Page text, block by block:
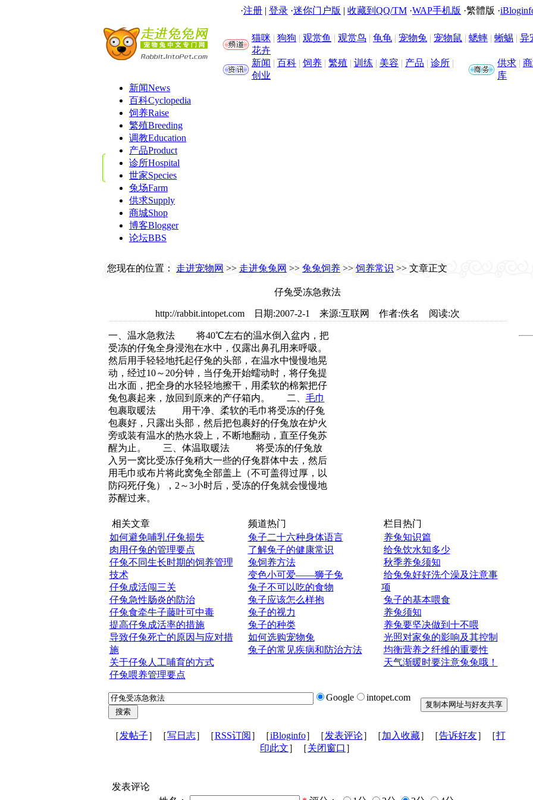
·注册 | 登录 ·迷你门户版 | 收藏到QQ/TM ·WAP手机版 ·繁體版 ·
猫咪 | 狗狗 | 观赏鱼 | 观赏鸟 | 龟龟 | 宠物兔 | 宠物鼠 | 蟋蟀 | 蜥蜴 | 异
花卉
新闻 | 百科 | 饲养 | 繁殖 | 训练 | 美容 | 产品 | 诊所 |
创业
供求 |
库
新闻News
百科Cyclopedia
饲养Raise
繁殖Breeding
调教Education
产品Product
诊所Hospital
世家Species
兔场Farm
供求Supply
商城Shop
博客Blogger
论坛BBS
您现在的位置： 走进宠物网 >> 走进兔兔网 >> 兔兔饲养 >> 饲养常识 >> 文章正文
仔兔受冻急救法
http://rabbit.intopet.com 日期:2007-2-1 来源:互联网 作者:佚名 阅读:次
一、温水急救法 将40℃左右的温水倒入盆内，把
受冻的仔兔全身浸泡在水中，仅露出鼻孔用来呼吸。
然后用手轻轻地托起仔兔的头部，在温水中慢慢地晃
动，经过10～20分钟，当仔兔开始蠕动时，将仔兔提
出水面，把全身的水轻轻地擦干，用柔软的棉絮把仔
兔包裹起来，放回到原来的产仔箱内。 二、 毛巾
包裹取暖法 用干净、柔软的毛巾将受冻的仔兔
包裹好，只露出头部，然后把包裹好的仔兔放在炉火
旁或装有温水的热水袋上，不断地翻动，直至仔兔苏
醒为止。 三、体温取暖法 将受冻的仔兔放
入另一窝比受冻仔兔稍大一些的仔兔群体中去，然后
用毛巾或布片将此窝兔全部盖上（不可盖得过厚，以
防闷死仔兔），2～3小时后，受冻的仔兔就会慢慢地
苏醒过来。
相关文章
如何避免哺乳仔兔损失
肉用仔兔的管理要点
仔兔不同生长时期的饲养管理
技术
仔兔成活闯三关
仔兔急性肠炎的防治
仔兔食牵牛子藤叶可中毒
提高仔兔成活率的措施
导致仔兔死亡的原因与应对措
施
关于仔兔人工哺育的方式
仔兔喂养管理要点
频道热门
兔子二十六种身体语言
了解兔子的健康常识
兔饲养方法
变色小可爱——狮子兔
兔子不可以吃的食物
兔子应该怎么样抱
兔子的视力
兔子的种类
如何选购宠物兔
兔子的常见疾病和防治方法
栏目热门
养兔知识篇
给兔饮水知多少
秋季养兔须知
给兔兔好好洗个澡及注意事
项
兔子的基本喂食
养兔须知
养兔要坚决做到十不喂
光照对家兔的影响及其控制
均衡营养之纤维的重要性
天气渐暖时要注意兔兔哦！
Google intopet.com
［发帖子］［写日志］［RSS订阅 ］［iBloginfo］［发表评论］［加入收藏］［告诉好友］［打
印此文］［关闭窗口 ］
发表评论